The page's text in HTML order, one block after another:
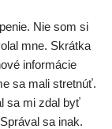
Nie som si
mne. Skrátka
infor­má­cie
sa mali stret­núť.
sa mi zdal byť
sa inak.